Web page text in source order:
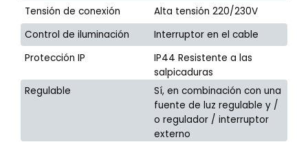
Tensión de conexión
Alta tensión 220/230V
Control de iluminación
Interruptor en el cable
Protección IP
IP44 Resistente a las
salpicaduras
Regulable
Sí, en combinación con una
fuente de luz regulable y /
o regulador / interruptor
externo